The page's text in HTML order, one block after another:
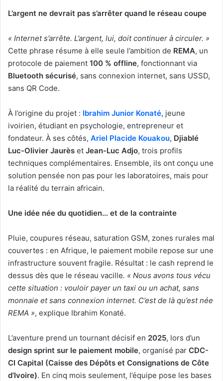
L’argent ne devrait pas s’arrêter quand le réseau coupe
« Internet s’arrête. L’argent, lui, doit continuer à circuler. »
Cette phrase résume à elle seule l’ambition de REMA, un
protocole de paiement 100 % offline, fonctionnant via
Bluetooth sécurisé, sans connexion internet, sans USSD,
sans QR Code.
À l’origine du projet : Ibrahim Junior Konaté, jeune
ivoirien, étudiant en psychologie, entrepreneur et
fondateur. À ses côtés, Ariel Placide Kouakou, Djiablé
Luc-Olivier Jaurès et Jean-Luc Adjo, trois profils
techniques complémentaires. Ensemble, ils ont conçu une
solution pensée non pas pour les laboratoires, mais pour
la réalité du terrain africain.
Une idée née du quotidien… et de la contrainte
Pluie, coupures réseau, saturation GSM, zones rurales mal
couvertes : en Afrique, le paiement mobile repose sur une
infrastructure souvent fragile. Résultat : le cash reprend le
dessus dès que le réseau vacille. « Nous avons tous vécu
cette situation : vouloir payer un taxi ou un achat, sans
monnaie et sans connexion internet. C’est de là qu’est née
REMA », explique Ibrahim Konaté.
L’aventure prend un tournant décisif en 2025, lors d’un
design sprint sur le paiement mobile, organisé par CDC-
CI Capital (Caisse des Dépôts et Consignations de Côte
d’Ivoire). En cinq mois seulement, l’équipe pose les bases